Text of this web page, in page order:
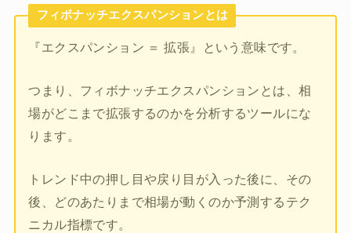
フィボナッチエクスパンションとは
『エクスパンション ＝ 拡張』という意味です。
つまり、フィボナッチエクスパンションとは、相
場がどこまで拡張するのかを分析するツールにな
ります。
トレンド中の押し目や戻り目が入った後に、その
後、どのあたりまで相場が動くのか予測するテク
ニカル指標です。